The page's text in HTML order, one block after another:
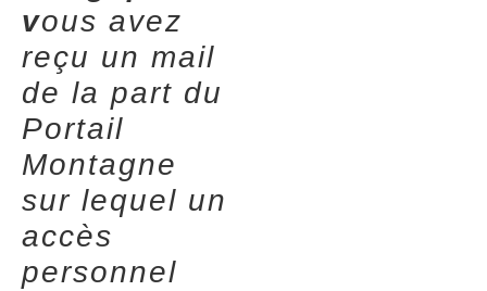
vous avez
reçu un mail
de la part du
Portail
Montagne
sur lequel un
accès
personnel